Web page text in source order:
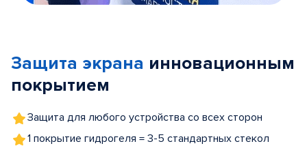
5
Защита экрана инновационным
покрытием
Защита для любого устройства со всех сторон
1 покрытие гидрогеля = 3-5 стандартных стекол